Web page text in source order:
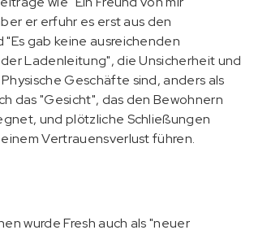
er erfuhr es erst aus den
"Es gab keine ausreichenden
Ladenleitung", die Unsicherheit und
Geschäfte sind, anders als
das "Gesicht", das den Bewohnern
und plötzliche Schließungen
Vertrauensverlust führen.
wurde Fresh auch als "neuer